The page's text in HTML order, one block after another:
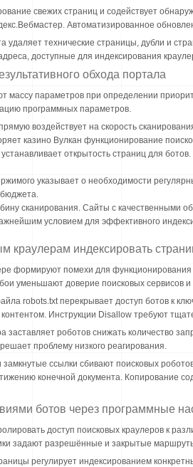
свежих страниц и содействует
Автоматизированное
удаляет технические страницы, дубли и
доступные для индексирования
обхода портала
массу параметров при определении
программных параметров.
воздействует на скорость
казино Вулкан функционирование
открытость страниц для
указывает о необходимости
бюджета.
сканирования. Сайты с
условием для эффективного
краулерам индексировать
формируют помехи для
уменьшают доверие поисковых сервисов
robots.txt перекрывает доступ ботов к
Инструкции Disallow требуют
заставляет роботов снижать количество
проблему низкого реагирования.
ссылки сбивают поисковых
конечной документа. Копирование
ботов через программные
доступ поисковых краулеров к
задают разрешённые и закрытые
регулирует индексированием